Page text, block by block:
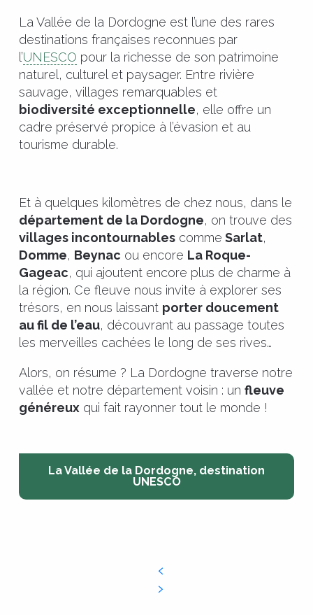
La Vallée de la Dordogne est l’une des rares
destinations françaises reconnues par
l’UNESCO pour la richesse de son patrimoine
naturel, culturel et paysager. Entre rivière
sauvage, villages remarquables et
biodiversité exceptionnelle, elle offre un
cadre préservé propice à l’évasion et au
tourisme durable.
Et à quelques kilomètres de chez nous, dans le
département de la Dordogne, on trouve des
villages incontournables comme Sarlat,
Domme, Beynac ou encore La Roque-
Gageac, qui ajoutent encore plus de charme à
la région. Ce fleuve nous invite à explorer ses
trésors, en nous laissant porter doucement
au fil de l’eau, découvrant au passage toutes
les merveilles cachées le long de ses rives…
Alors, on résume ? La Dordogne traverse notre
vallée et notre département voisin : un fleuve
généreux qui fait rayonner tout le monde !
La Vallée de la Dordogne, destination
UNESCO